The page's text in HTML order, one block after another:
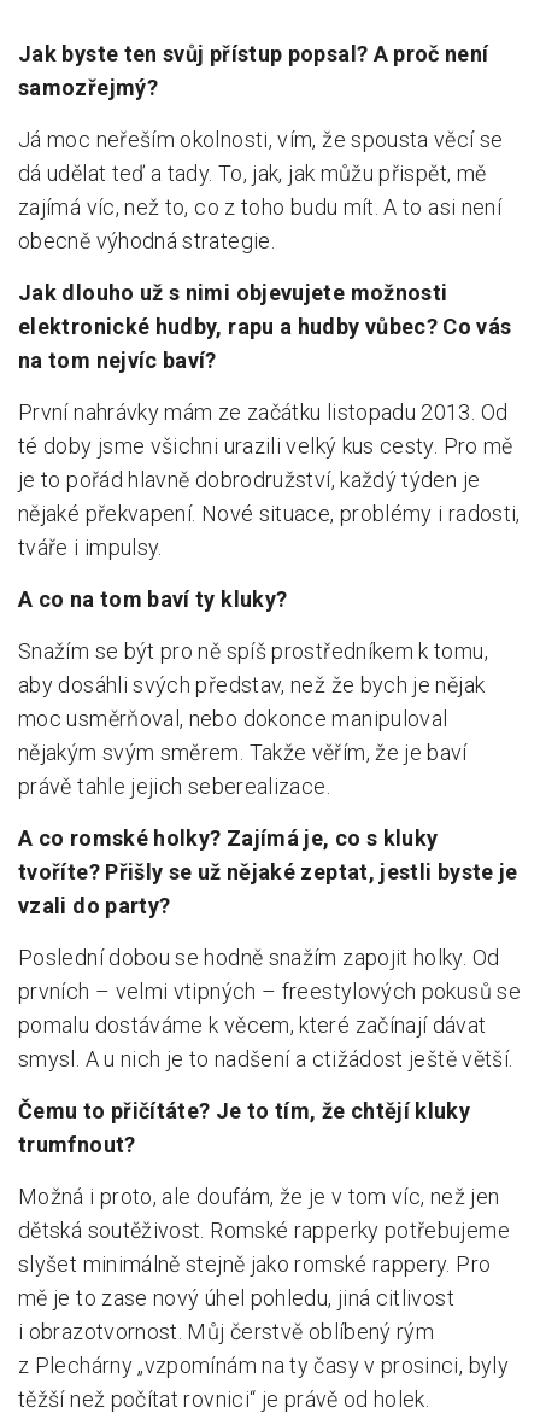
Jak byste ten svůj přístup popsal? A proč není
samozřejmý?
Já moc neřeším okolnosti, vím, že spousta věcí se
dá udělat teď a tady. To, jak, jak můžu přispět, mě
zajímá víc, než to, co z toho budu mít. A to asi není
obecně výhodná strategie.
Jak dlouho už s nimi objevujete možnosti
elektronické hudby, rapu a hudby vůbec? Co vás
na tom nejvíc baví?
První nahrávky mám ze začátku listopadu 2013. Od
té doby jsme všichni urazili velký kus cesty. Pro mě
je to pořád hlavně dobrodružství, každý týden je
nějaké překvapení. Nové situace, problémy i radosti,
tváře i impulsy.
A co na tom baví ty kluky?
Snažím se být pro ně spíš prostředníkem k tomu,
aby dosáhli svých představ, než že bych je nějak
moc usměrňoval, nebo dokonce manipuloval
nějakým svým směrem. Takže věřím, že je baví
právě tahle jejich seberealizace.
A co romské holky? Zajímá je, co s kluky
tvoříte? Přišly se už nějaké zeptat, jestli byste je
vzali do party?
Poslední dobou se hodně snažím zapojit holky. Od
prvních – velmi vtipných – freestylových pokusů se
pomalu dostáváme k věcem, které začínají dávat
smysl. A u nich je to nadšení a ctižádost ještě větší.
Čemu to přičítáte? Je to tím, že chtějí kluky
trumfnout?
Možná i proto, ale doufám, že je v tom víc, než jen
dětská soutěživost. Romské rapperky potřebujeme
slyšet minimálně stejně jako romské rappery. Pro
mě je to zase nový úhel pohledu, jiná citlivost
i obrazotvornost. Můj čerstvě oblíbený rým
z Plechárny „vzpomínám na ty časy v prosinci, byly
těžší než počítat rovnici“ je právě od holek.